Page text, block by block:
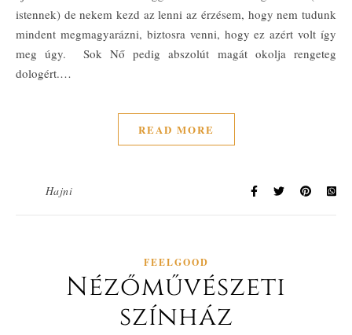
istennek) de nekem kezd az lenni az érzésem, hogy nem tudunk
mindent megmagyarázni, biztosra venni, hogy ez azért volt így
meg úgy. Sok Nő pedig abszolút magát okolja rengeteg
dologért.…
READ MORE
Hajni
FEELGOOD
Nézőművészeti
színház